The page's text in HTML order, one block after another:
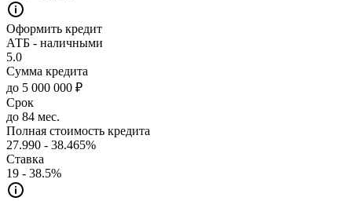
Оформить кредит
АТБ - наличными
5.0
Сумма кредита
до 5 000 000 ₽
Срок
до 84 мес.
Полная стоимость кредита
27.990 - 38.465%
Ставка
19 - 38.5%